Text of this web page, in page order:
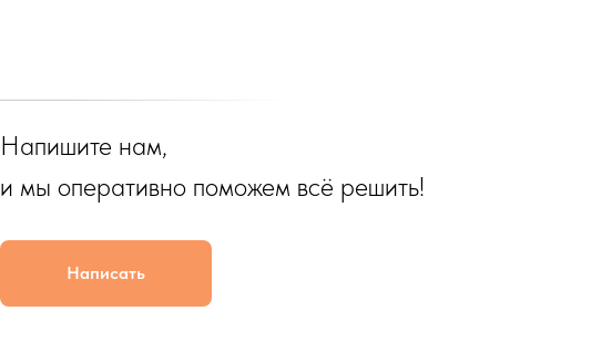
Напишите нам,
и мы оперативно поможем всё решить!
Написать